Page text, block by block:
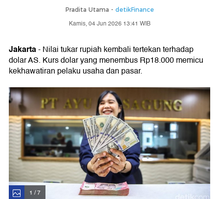
Pradita Utama - detikFinance
Kamis, 04 Jun 2026 13:41 WIB
Jakarta- Nilai tukar rupiah kembali tertekan terhadap
dolar AS. Kurs dolar yang menembus Rp18.000 memicu
kekhawatiran pelaku usaha dan pasar.
1 / 7